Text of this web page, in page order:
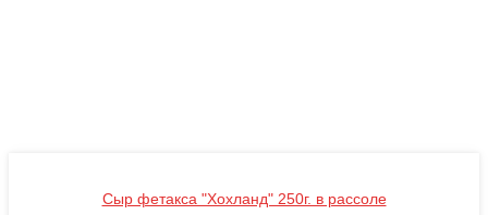
Сыр фетакса "Хохланд" 250г. в рассоле